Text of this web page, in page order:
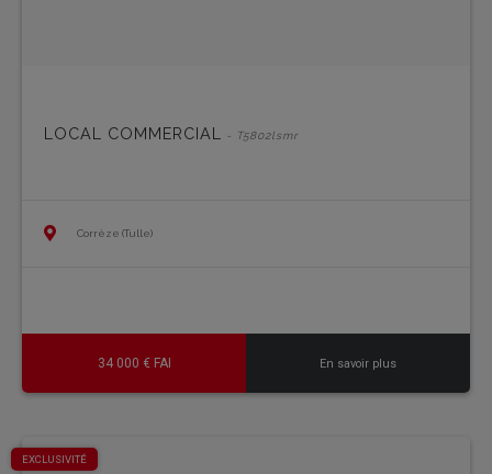
LOCAL COMMERCIAL - T5802lsmr
Corrèze (Tulle)
34 000 € FAI En savoir plus
EXCLUSIVITÉ